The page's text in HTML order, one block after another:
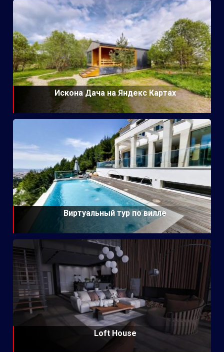
Искона Дача на Яндекс Картах
Виртуальный тур по вилле
Loft House